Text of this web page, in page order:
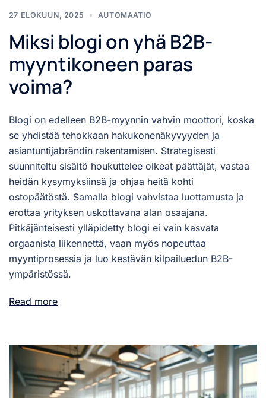
27 ELOKUUN, 2025 AUTOMAATIO
Miksi blogi on yhä B2B-
myyntikoneen paras
voima?
Blogi on edelleen B2B-myynnin vahvin moottori, koska
se yhdistää tehokkaan hakukonenäkyvyyden ja
asiantuntijabrändin rakentamisen. Strategisesti
suunniteltu sisältö houkuttelee oikeat päättäjät, vastaa
heidän kysymyksiinsä ja ohjaa heitä kohti
ostopäätöstä. Samalla blogi vahvistaa luottamusta ja
erottaa yrityksen uskottavana alan osaajana.
Pitkäjänteisesti ylläpidetty blogi ei vain kasvata
orgaanista liikennettä, vaan myös nopeuttaa
myyntiprosessia ja luo kestävän kilpailuedun B2B-
ympäristössä.
Read more